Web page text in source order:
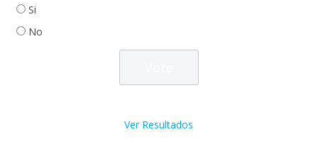
Si
No
Ver Resultados